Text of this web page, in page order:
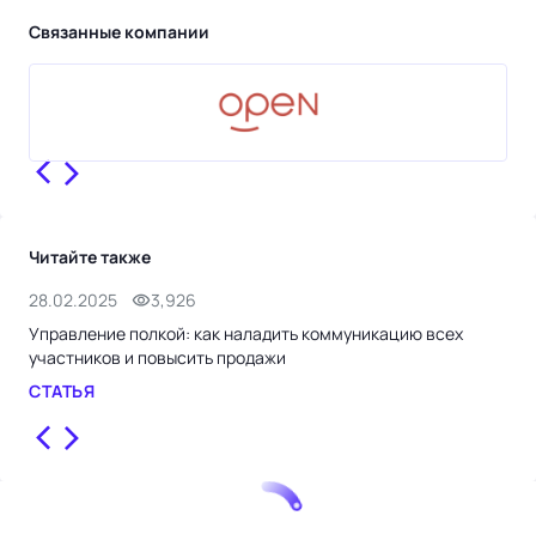
Связанные компании
Читайте также
28.02.2025
3,926
Управление полкой: как наладить коммуникацию всех
участников и повысить продажи
СТАТЬЯ